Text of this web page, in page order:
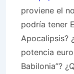
proviene el
podría tener
Apocalipsis?
potencia
Babilonia”?